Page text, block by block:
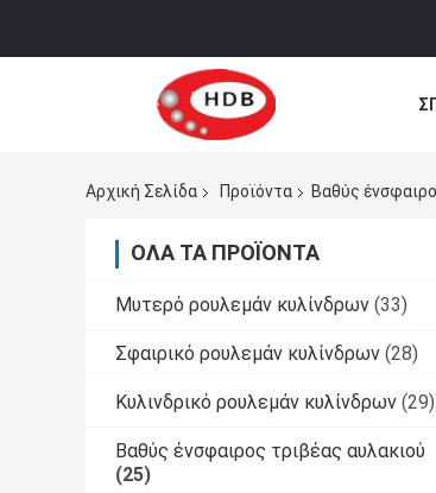
Αρχική Σελίδα
Προϊόντα Βαθύς
ΌΛΑ ΤΑ ΠΡΟΪΌΝΤΑ
Μυτερό ρουλεμάν κυλίνδρων (33)
Σφαιρικό ρουλεμάν κυλίνδρων (28)
Κυλινδρικό ρουλεμάν κυλίνδρων (29)
Βαθύς ένσφαιρος τριβέας αυλακιού
(25)